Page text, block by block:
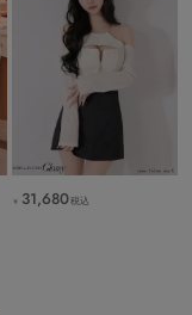
￥ 31,680税込